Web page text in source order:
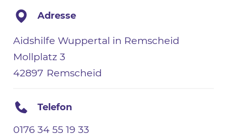
Adresse
Aidshilfe Wuppertal in Remscheid
Mollplatz 3
42897 Remscheid
Telefon
0176 34 55 19 33